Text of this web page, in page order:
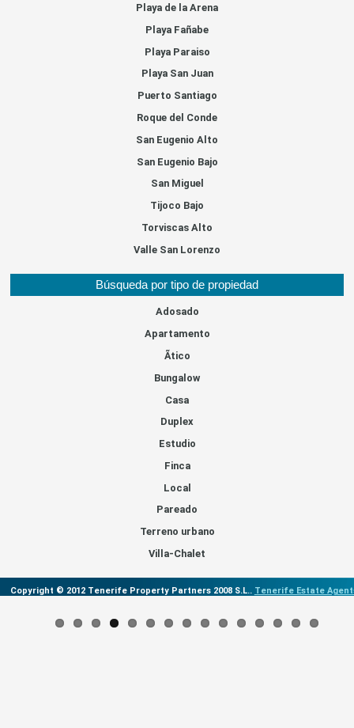
Playa de la Arena
Playa Fañabe
Playa Paraiso
Playa San Juan
Puerto Santiago
Roque del Conde
San Eugenio Alto
San Eugenio Bajo
San Miguel
Tijoco Bajo
Torviscas Alto
Valle San Lorenzo
Búsqueda por tipo de propiedad
Adosado
Apartamento
Ãtico
Bungalow
Casa
Duplex
Estudio
Finca
Local
Pareado
Terreno urbano
Villa-Chalet
Copyright © 2012 Tenerife Property Partners 2008 S.L.. Tenerife Estate